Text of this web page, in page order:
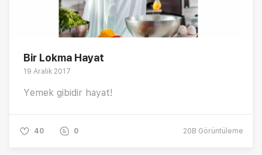
Bir Lokma Hayat
19 Aralık 2017
Yemek gibidir hayat!
40 0 20B Görüntüleme